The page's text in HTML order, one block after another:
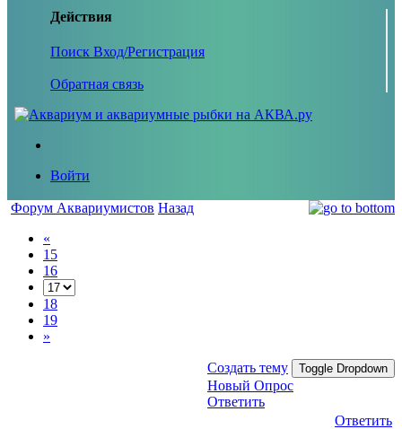
Действия
Поиск Вход/Регистрация
Обратная связь
Войти
Форум Аквариумистов Назад
«
15
16
18
19
»
Создать тему Toggle Dropdown
Новый Опрос
Ответить
Ответить